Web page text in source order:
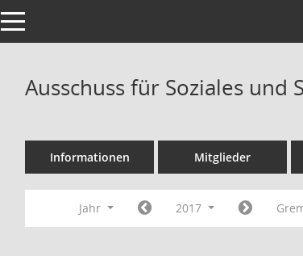
Toggle navigation
Ausschuss für Soziales und
Informationen Mitglieder
Jahr 2017